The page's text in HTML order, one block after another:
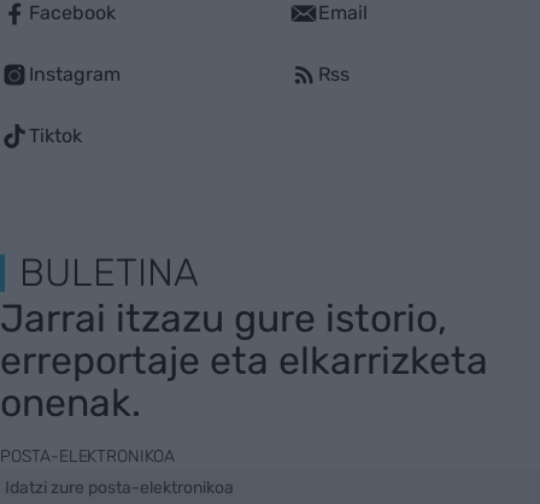
Facebook
Instagram
Tiktok
Email
Rss
BULETINA
Jarrai itzazu gure istorio,
erreportaje eta elkarrizketa
onenak.
POSTA-ELEKTRONIKOA